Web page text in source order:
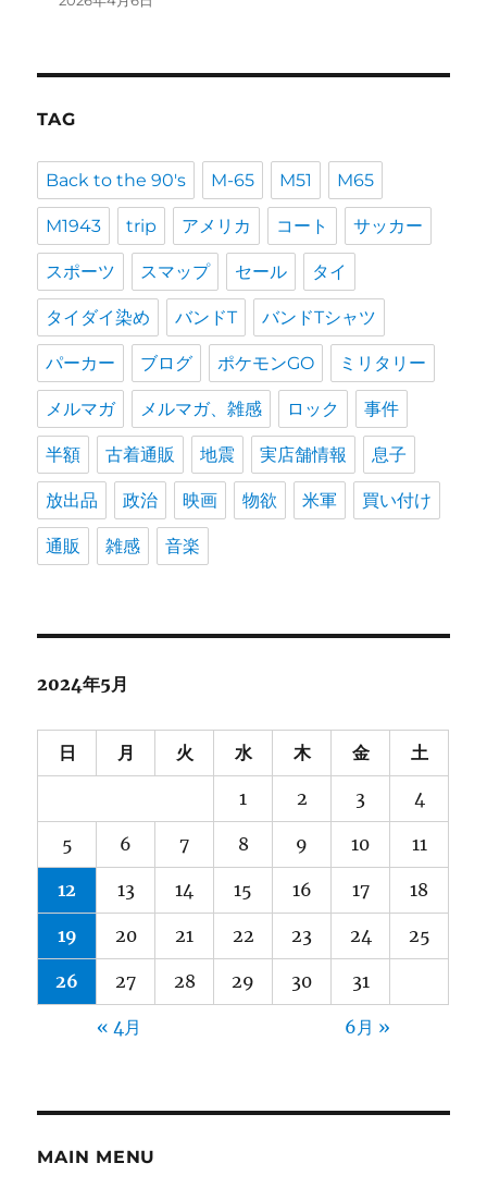
TAG
Back to the 90's M-65 M51 M65
M1943 trip アメリカ コート サッカー
スポーツ スマップ セール タイ
タイダイ染め バンドT バンドTシャツ
パーカー ブログ ポケモンGO ミリタリー
メルマガ メルマガ、雑感 ロック 事件
半額 古着通販 地震 実店舗情報 息子
放出品 政治 映画 物欲 米軍 買い付け
通販 雑感 音楽
2024年5月
日 月 火 水 木 金 土
1 2 3 4
5 6 7 8 9 10 11
12 13 14 15 16 17 18
19 20 21 22 23 24 25
26 27 28 29 30 31
« 4月 6月 »
MAIN MENU